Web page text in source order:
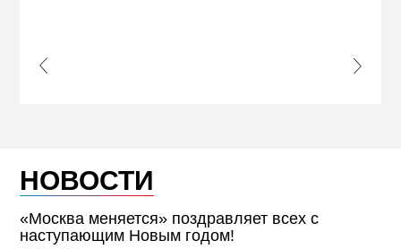
Slide
Next
НОВОСТИ
«Москва меняется» поздравляет всех с
наступающим Новым годом!